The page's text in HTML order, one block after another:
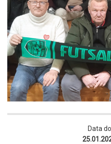
Data